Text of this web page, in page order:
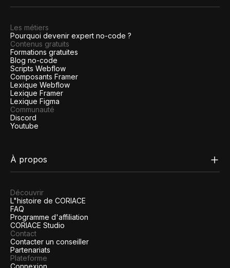
Les métiers
Pourquoi devenir expert no-code ?
Contenus gratuits
Formations gratuites
Blog no-code
Scripts Webflow
Composants Framer
Lexique Webflow
Lexique Framer
Lexique Figma
Communauté
Discord
Youtube
À propos
Découvrir
L"histoire de CORIACE
FAQ
Programme d'affiliation
CORIACE Studio
Contact
Contacter un conseiller
Partenariats
Plateforme